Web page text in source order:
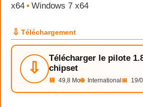
x64 • Windows 7 x64
⇩ Téléchargement
⇩
Télécharger le pilote
chipset
💾 49,8 Mo🌐 International 📅 19/